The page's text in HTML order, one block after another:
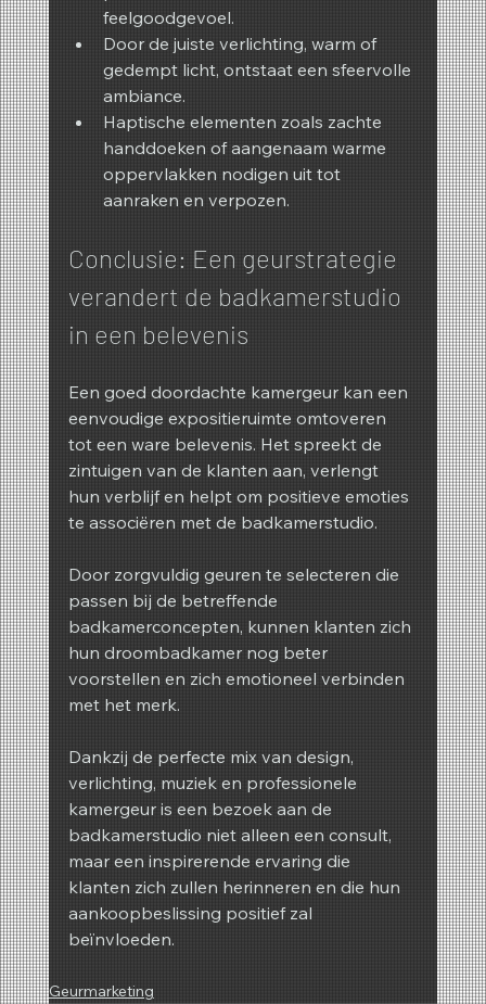
feelgoodgevoel.
Door de juiste verlichting, warm of
gedempt licht, ontstaat een sfeervolle
ambiance.
Haptische elementen zoals zachte
handdoeken of aangenaam warme
oppervlakken nodigen uit tot
aanraken en verpozen.
Conclusie: Een geurstrategie
verandert de badkamerstudio
in een belevenis
Een goed doordachte kamergeur kan een
eenvoudige expositieruimte omtoveren
tot een ware belevenis. Het spreekt de
zintuigen van de klanten aan, verlengt
hun verblijf en helpt om positieve emoties
te associëren met de badkamerstudio.
Door zorgvuldig geuren te selecteren die
passen bij de betreffende
badkamerconcepten, kunnen klanten zich
hun droombadkamer nog beter
voorstellen en zich emotioneel verbinden
met het merk.
Dankzij de perfecte mix van design,
verlichting, muziek en professionele
kamergeur is een bezoek aan de
badkamerstudio niet alleen een consult,
maar een inspirerende ervaring die
klanten zich zullen herinneren en die hun
aankoopbeslissing positief zal
beïnvloeden.
Geurmarketing